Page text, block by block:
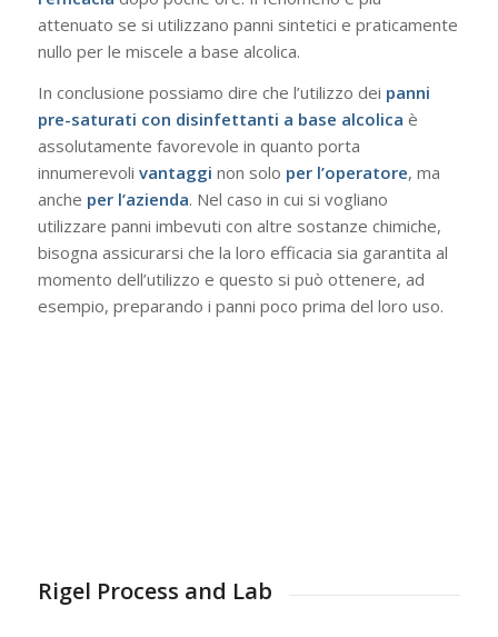
attenuato se si utilizzano panni sintetici e praticamente
nullo per le miscele a base alcolica.
In conclusione possiamo dire che l’utilizzo dei panni
pre-saturati con disinfettanti a base alcolica è
assolutamente favorevole in quanto porta
innumerevoli vantaggi non solo per l’operatore, ma
anche per l’azienda. Nel caso in cui si vogliano
utilizzare panni imbevuti con altre sostanze chimiche,
bisogna assicurarsi che la loro efficacia sia garantita al
momento dell’utilizzo e questo si può ottenere, ad
esempio, preparando i panni poco prima del loro uso.
Rigel Process and Lab